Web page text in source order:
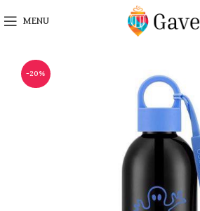
MENU
-20%